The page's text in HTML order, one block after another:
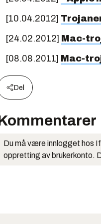
[10.04.2012]
[24.02.2012] Mac-
[08.08.2011] Mac-
Del
Du må være innlogget hos
oppretting av brukerkonto.